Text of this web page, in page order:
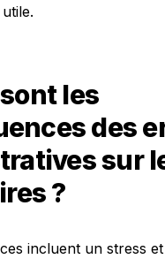
les
des
sur
?
incluent un stress